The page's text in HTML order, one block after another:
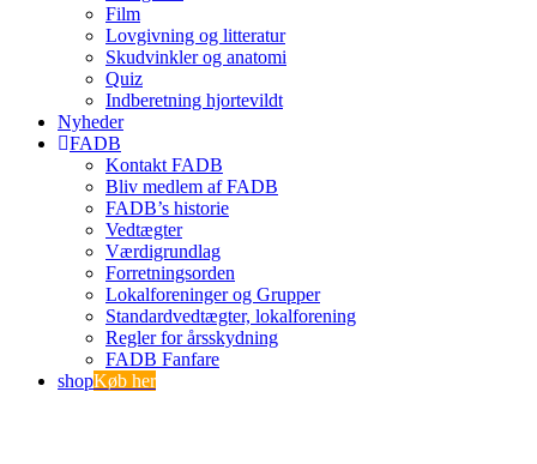
Film
Lovgivning og litteratur
Skudvinkler og anatomi
Quiz
Indberetning hjortevildt
Nyheder
FADB
Kontakt FADB
Bliv medlem af FADB
FADB’s historie
Vedtægter
Værdigrundlag
Forretningsorden
Lokalforeninger og Grupper
Standardvedtægter, lokalforening
Regler for årsskydning
FADB Fanfare
shopKøb her